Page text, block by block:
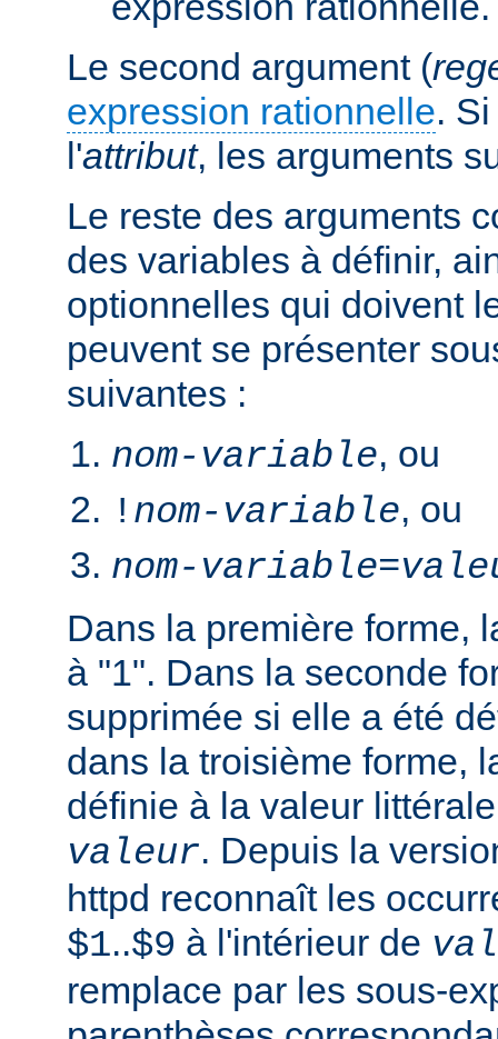
Le second argument (
expression rationnelle.
l'attribut, les arguments
Le reste des arguments
des variables à définir,
optionnelles qui doivent
peuvent se présenter
suivantes :
nom-variable, ou
! nom-variable, ou
nom-variable=
Dans la première forme,
à "1". Dans la seconde
supprimée si elle a été
dans la troisième forme,
définie à la valeur
valeur. Depuis la
httpd reconnaît les
$1..$9 à l'intérieur de
remplace par les sous-